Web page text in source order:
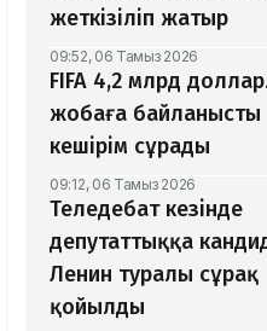
жеткізіліп жатыр
09:52, 06 Тамыз 2026
FIFA 4,2 млрд
жобаға байланысты
кешірім сұрады
09:12, 06 Тамыз 2026
Теледебат кезінде
депутаттыққа
Ленин туралы сұрақ
қойылды